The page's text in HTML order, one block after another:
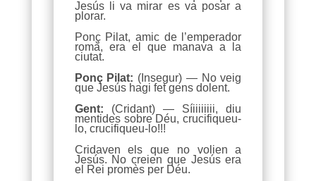
Jesús li va mirar es va posar a
plorar.
Ponç Pilat, amic de l’emperador
romà, era el que manava a la
ciutat.
Ponç Pilat: (Insegur) — No veig
que Jesús hagi fet gens dolent.
Gent: (Cridant) — Síiiiiiiii, diu
mentides sobre Déu, crucifiqueu-
lo, crucifiqueu-lo!!!
Cridaven els que no volien a
Jesús. No creien que Jesús era
el Rei promès per Déu.